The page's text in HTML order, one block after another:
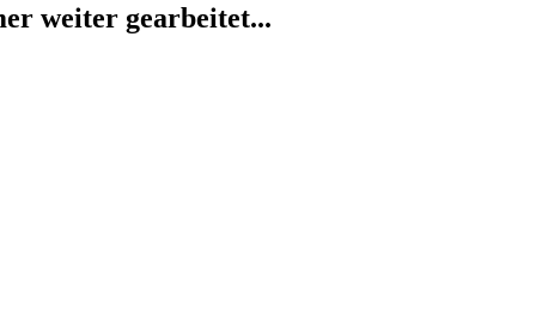
weiter gearbeitet...